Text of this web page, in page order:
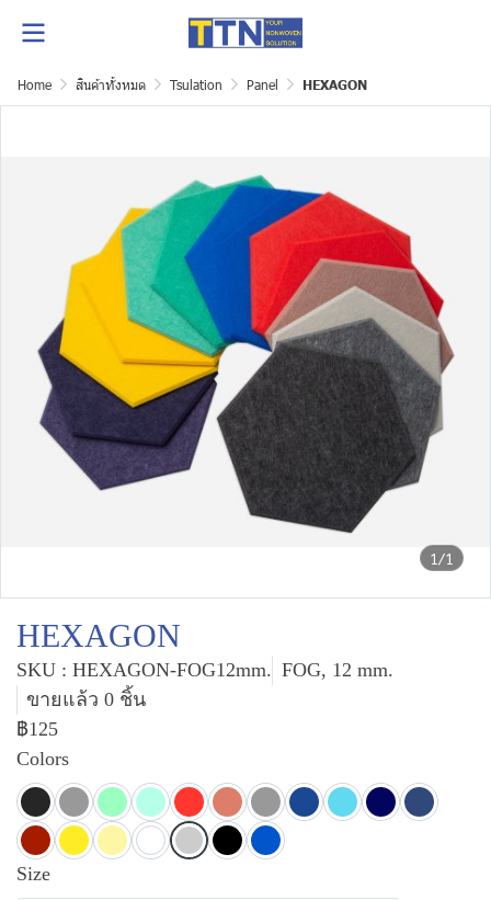
Home สินค้าทั้งหมด Tsulation Panel HEXAGON
1/1
HEXAGON
SKU : HEXAGON-FOG12mm. FOG, 12 mm.
ขายแล้ว 0 ชิ้น
฿125
Colors
Size